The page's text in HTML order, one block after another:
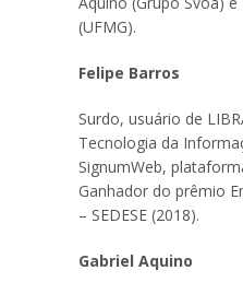
(UFMG).
Felipe Barros
Surdo, usuário de
Tecnologia da
SignumWeb,
Ganhador do prêmio
– SEDESE (2018).
Gabriel Aquino